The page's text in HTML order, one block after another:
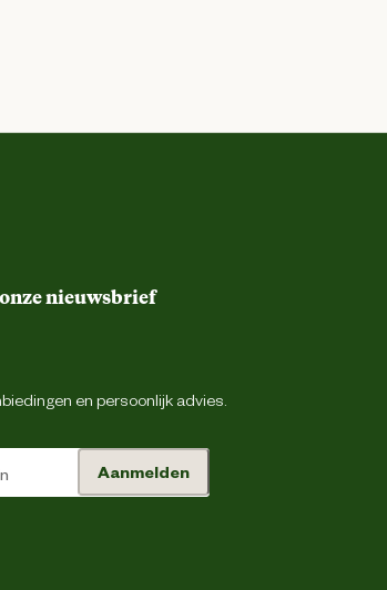
nieuwsbrief
en persoonlijk advies.
Aanmelden